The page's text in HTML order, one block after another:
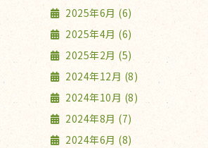
2025年6月 (6)
2025年4月 (6)
2025年2月 (5)
2024年12月 (8)
2024年10月 (8)
2024年8月 (7)
2024年6月 (8)